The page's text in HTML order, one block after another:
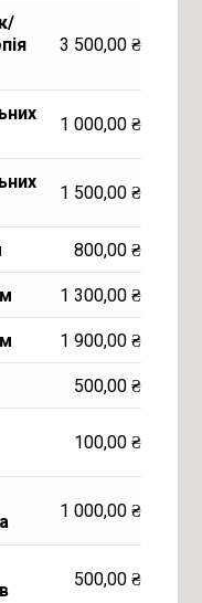
3 500,00 ₴
1 000,00 ₴
1 500,00 ₴
800,00 ₴
1 300,00 ₴
1 900,00 ₴
500,00 ₴
100,00 ₴
1 000,00 ₴
500,00 ₴